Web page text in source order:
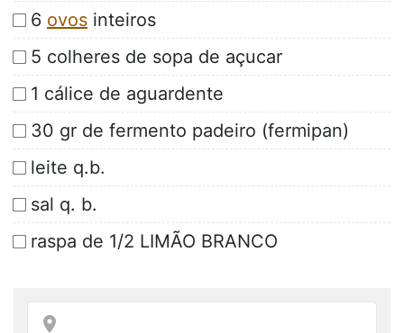
6 ovos inteiros
5 colheres de sopa de açucar
1 cálice de aguardente
30 gr de fermento padeiro (fermipan)
leite q.b.
sal q. b.
raspa de 1/2 LIMÃO BRANCO